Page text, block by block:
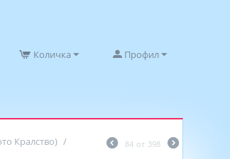
Профил
Количка
Кралство) /
84 от 398